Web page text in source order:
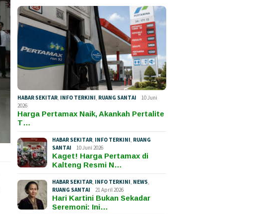
HABAR SEKITAR INFO TERKINI RUANG SANTAI
10 Juni
2026
Harga Pertamax Naik, Akankah Pertalite
T…
HABAR SEKITAR INFO TERKINI RUANG
SANTAI
10 Juni 2026
Kaget! Harga Pertamax di
Kalteng Resmi N…
HABAR SEKITAR INFO TERKINI NEWS
RUANG SANTAI
21 April 2026
Hari Kartini Bukan Sekadar
Seremoni: Ini…